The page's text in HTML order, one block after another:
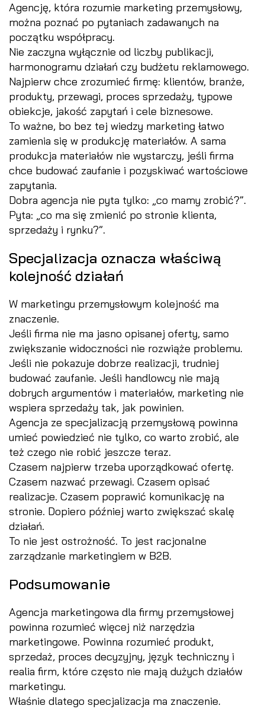
Agencję, która rozumie marketing przemysłowy,
można poznać po pytaniach zadawanych na
początku współpracy.
Nie zaczyna wyłącznie od liczby publikacji,
harmonogramu działań czy budżetu reklamowego.
Najpierw chce zrozumieć firmę: klientów, branże,
produkty, przewagi, proces sprzedaży, typowe
obiekcje, jakość zapytań i cele biznesowe.
To ważne, bo bez tej wiedzy marketing łatwo
zamienia się w produkcję materiałów. A sama
produkcja materiałów nie wystarczy, jeśli firma
chce budować zaufanie i pozyskiwać wartościowe
zapytania.
Dobra agencja nie pyta tylko: „co mamy zrobić?”.
Pyta: „co ma się zmienić po stronie klienta,
sprzedaży i rynku?”.
Specjalizacja oznacza właściwą
kolejność działań
W marketingu przemysłowym kolejność ma
znaczenie.
Jeśli firma nie ma jasno opisanej oferty, samo
zwiększanie widoczności nie rozwiąże problemu.
Jeśli nie pokazuje dobrze realizacji, trudniej
budować zaufanie. Jeśli handlowcy nie mają
dobrych argumentów i materiałów, marketing nie
wspiera sprzedaży tak, jak powinien.
Agencja ze specjalizacją przemysłową powinna
umieć powiedzieć nie tylko, co warto zrobić, ale
też czego nie robić jeszcze teraz.
Czasem najpierw trzeba uporządkować ofertę.
Czasem nazwać przewagi. Czasem opisać
realizacje. Czasem poprawić komunikację na
stronie. Dopiero później warto zwiększać skalę
działań.
To nie jest ostrożność. To jest racjonalne
zarządzanie marketingiem w B2B.
Podsumowanie
Agencja marketingowa dla firmy przemysłowej
powinna rozumieć więcej niż narzędzia
marketingowe. Powinna rozumieć produkt,
sprzedaż, proces decyzyjny, język techniczny i
realia firm, które często nie mają dużych działów
marketingu.
Właśnie dlatego specjalizacja ma znaczenie.